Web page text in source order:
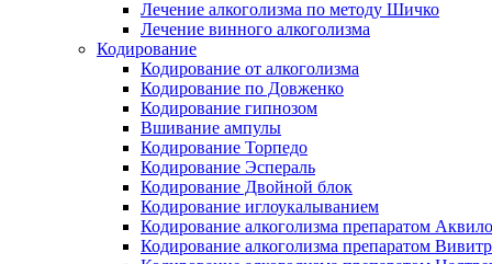
Лечение алкоголизма по методу Шичко
Лечение винного алкоголизма
Кодирование
Кодирование от алкоголизма
Кодирование по Довженко
Кодирование гипнозом
Вшивание ампулы
Кодирование Торпедо
Кодирование Эспераль
Кодирование Двойной блок
Кодирование иглоукалыванием
Кодирование алкоголизма препаратом
Кодирование алкоголизма препаратом